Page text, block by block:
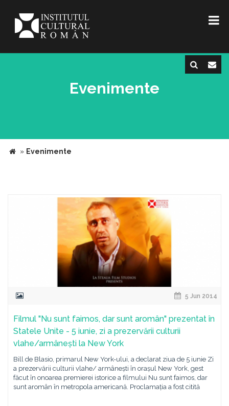
Evenimente
» Evenimente
5 Jun 2014
Filmul "Nu sunt faimos, dar sunt aromân" prezentat în
Statele Unite - 5 iunie, zi a prezervării culturii
vlahe/armânești la New York
Bill de Blasio, primarul New York-ului, a declarat ziua de 5 iunie Zi
a prezervării culturii vlahe/ armânești în orașul New York, gest
făcut în onoarea premierei istorice a filmului Nu sunt faimos, dar
sunt aromân în metropola americană. Proclamația a fost citită